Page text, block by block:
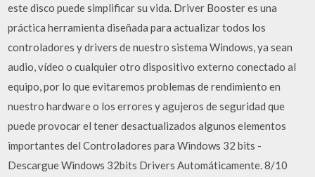
este disco puede simplificar su vida. Driver Booster es una
práctica herramienta diseñada para actualizar todos los
controladores y drivers de nuestro sistema Windows, ya sean
audio, vídeo o cualquier otro dispositivo externo conectado al
equipo, por lo que evitaremos problemas de rendimiento en
nuestro hardware o los errores y agujeros de seguridad que
puede provocar el tener desactualizados algunos elementos
importantes del Controladores para Windows 32 bits -
Descargue Windows 32bits Drivers Automáticamente. 8/10